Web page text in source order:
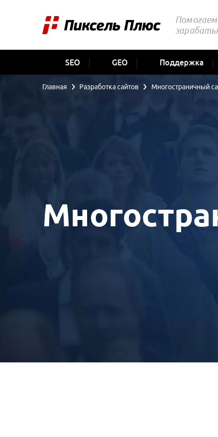
Помогаем
SEO GEO Поддержка
Главная Разработка сайтов Многостраничный